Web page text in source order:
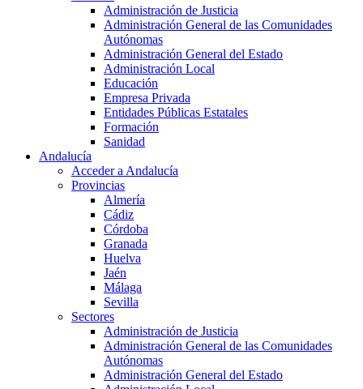
Administración de Justicia
Administración General de las Comunidades
Autónomas
Administración General del Estado
Administración Local
Educación
Empresa Privada
Entidades Públicas Estatales
Formación
Sanidad
Andalucía
Acceder a Andalucía
Provincias
Almería
Cádiz
Córdoba
Granada
Huelva
Jaén
Málaga
Sevilla
Sectores
Administración de Justicia
Administración General de las Comunidades
Autónomas
Administración General del Estado